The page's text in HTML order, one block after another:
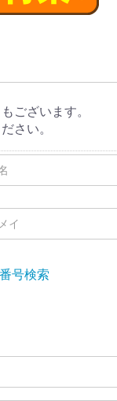
ございます。
さい。
号検索